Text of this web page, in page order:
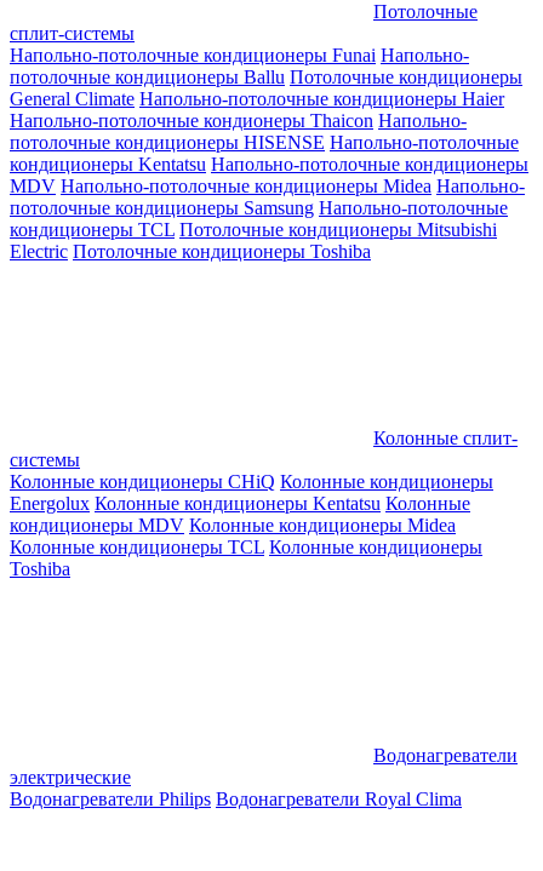
Потолочные
сплит-системы
Напольно-потолочные кондиционеры Funai Напольно-
потолочные кондиционеры Ballu Потолочные кондиционеры
General Climate Напольно-потолочные кондиционеры Haier
Напольно-потолочные кондионеры Thaicon Напольно-
потолочные кондиционеры HISENSE Напольно-потолочные
кондиционеры Kentatsu Напольно-потолочные кондиционеры
MDV Напольно-потолочные кондиционеры Midea Напольно-
потолочные кондиционеры Samsung Напольно-потолочные
кондиционеры TCL Потолочные кондиционеры Mitsubishi
Electric Потолочные кондиционеры Toshiba
Колонные сплит-
системы
Колонные кондиционеры CHiQ Колонные кондиционеры
Energolux Колонные кондиционеры Kentatsu Колонные
кондиционеры MDV Колонные кондиционеры Midea
Колонные кондиционеры TCL Колонные кондиционеры
Toshiba
Водонагреватели
электрические
Водонагреватели Philips Водонагреватели Royal Clima